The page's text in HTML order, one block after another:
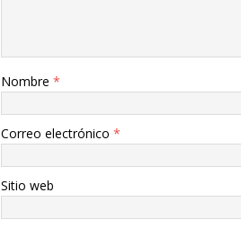
Nombre *
Correo electrónico *
Sitio web